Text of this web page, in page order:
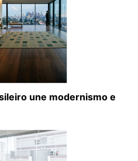
une modernismo e